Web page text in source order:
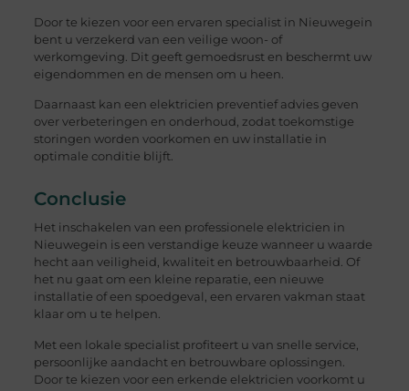
Door te kiezen voor een ervaren specialist in Nieuwegein
bent u verzekerd van een veilige woon- of
werkomgeving. Dit geeft gemoedsrust en beschermt uw
eigendommen en de mensen om u heen.
Daarnaast kan een elektricien preventief advies geven
over verbeteringen en onderhoud, zodat toekomstige
storingen worden voorkomen en uw installatie in
optimale conditie blijft.
Conclusie
Het inschakelen van een professionele elektricien in
Nieuwegein is een verstandige keuze wanneer u waarde
hecht aan veiligheid, kwaliteit en betrouwbaarheid. Of
het nu gaat om een kleine reparatie, een nieuwe
installatie of een spoedgeval, een ervaren vakman staat
klaar om u te helpen.
Met een lokale specialist profiteert u van snelle service,
persoonlijke aandacht en betrouwbare oplossingen.
Door te kiezen voor een erkende elektricien voorkomt u